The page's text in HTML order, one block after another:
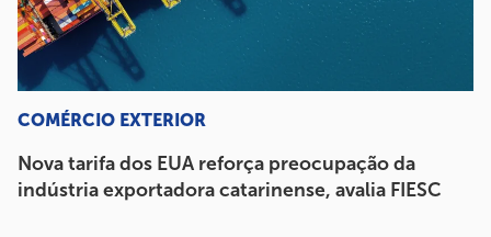
COMÉRCIO EXTERIOR
Nova tarifa dos EUA reforça preocupação da
indústria exportadora catarinense, avalia FIESC